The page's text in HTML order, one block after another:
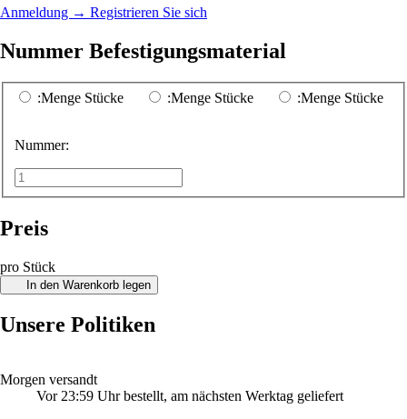
Anmeldung → Registrieren Sie sich
Nummer Befestigungsmaterial
:Menge Stücke :Menge Stücke :Menge Stücke
Nummer:
Preis
pro Stück
In den Warenkorb legen
Unsere Politiken
Morgen versandt
Vor 23:59 Uhr bestellt, am nächsten Werktag geliefert